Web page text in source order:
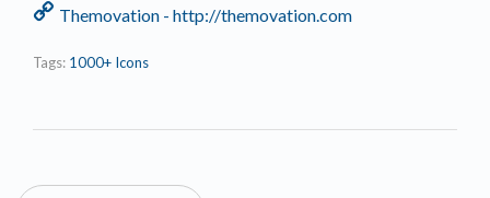
Themovation - http://themovation.com
Tags: 1000+ Icons